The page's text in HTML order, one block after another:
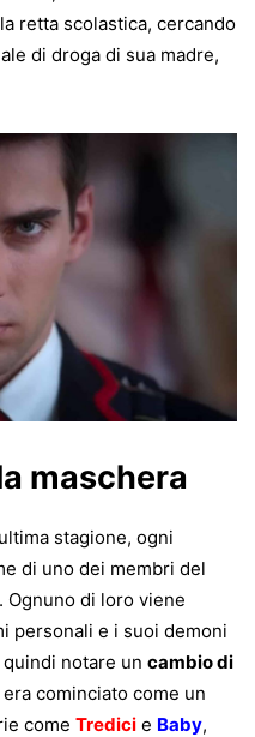
retta scolastica, cercando
di droga di sua madre,
maschera
stagione, ogni
di uno dei membri del
Ognuno di loro viene
personali e i suoi demoni
notare un cambio di
era cominciato come un
come Tredici e Baby,